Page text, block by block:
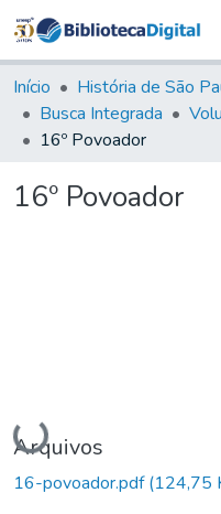
Início História de São
Busca Integrada
16º Povoador
16º Povoador
Carregando...
Arquivos
16-povoador.pdf(124,75